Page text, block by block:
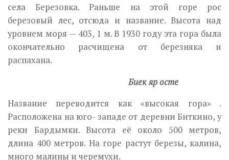
села Березовка. Раньше на этой горе рос
березовый лес, отсюда и название. Высота над
уровнем моря — 403, 1 м. В 1930 году эта гора была
окончательно расчищена от березняка и
распахана.
Биек яр осте
Название переводится как «высокая гора» .
Расположена на юго- западе от деревни Биткино, у
реки Бардымки. Высота её около 500 метров,
длина 400 метров. На горе растут березы, калина,
много малины и черемухи.